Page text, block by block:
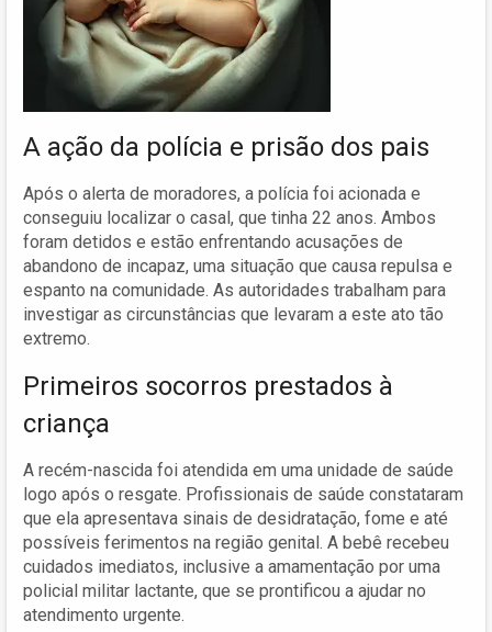
A ação da polícia e prisão dos pais
Após o alerta de moradores, a polícia foi acionada e
conseguiu localizar o casal, que tinha 22 anos. Ambos
foram detidos e estão enfrentando acusações de
abandono de incapaz, uma situação que causa repulsa e
espanto na comunidade. As autoridades trabalham para
investigar as circunstâncias que levaram a este ato tão
extremo.
Primeiros socorros prestados à
criança
A recém-nascida foi atendida em uma unidade de saúde
logo após o resgate. Profissionais de saúde constataram
que ela apresentava sinais de desidratação, fome e até
possíveis ferimentos na região genital. A bebê recebeu
cuidados imediatos, inclusive a amamentação por uma
policial militar lactante, que se prontificou a ajudar no
atendimento urgente.